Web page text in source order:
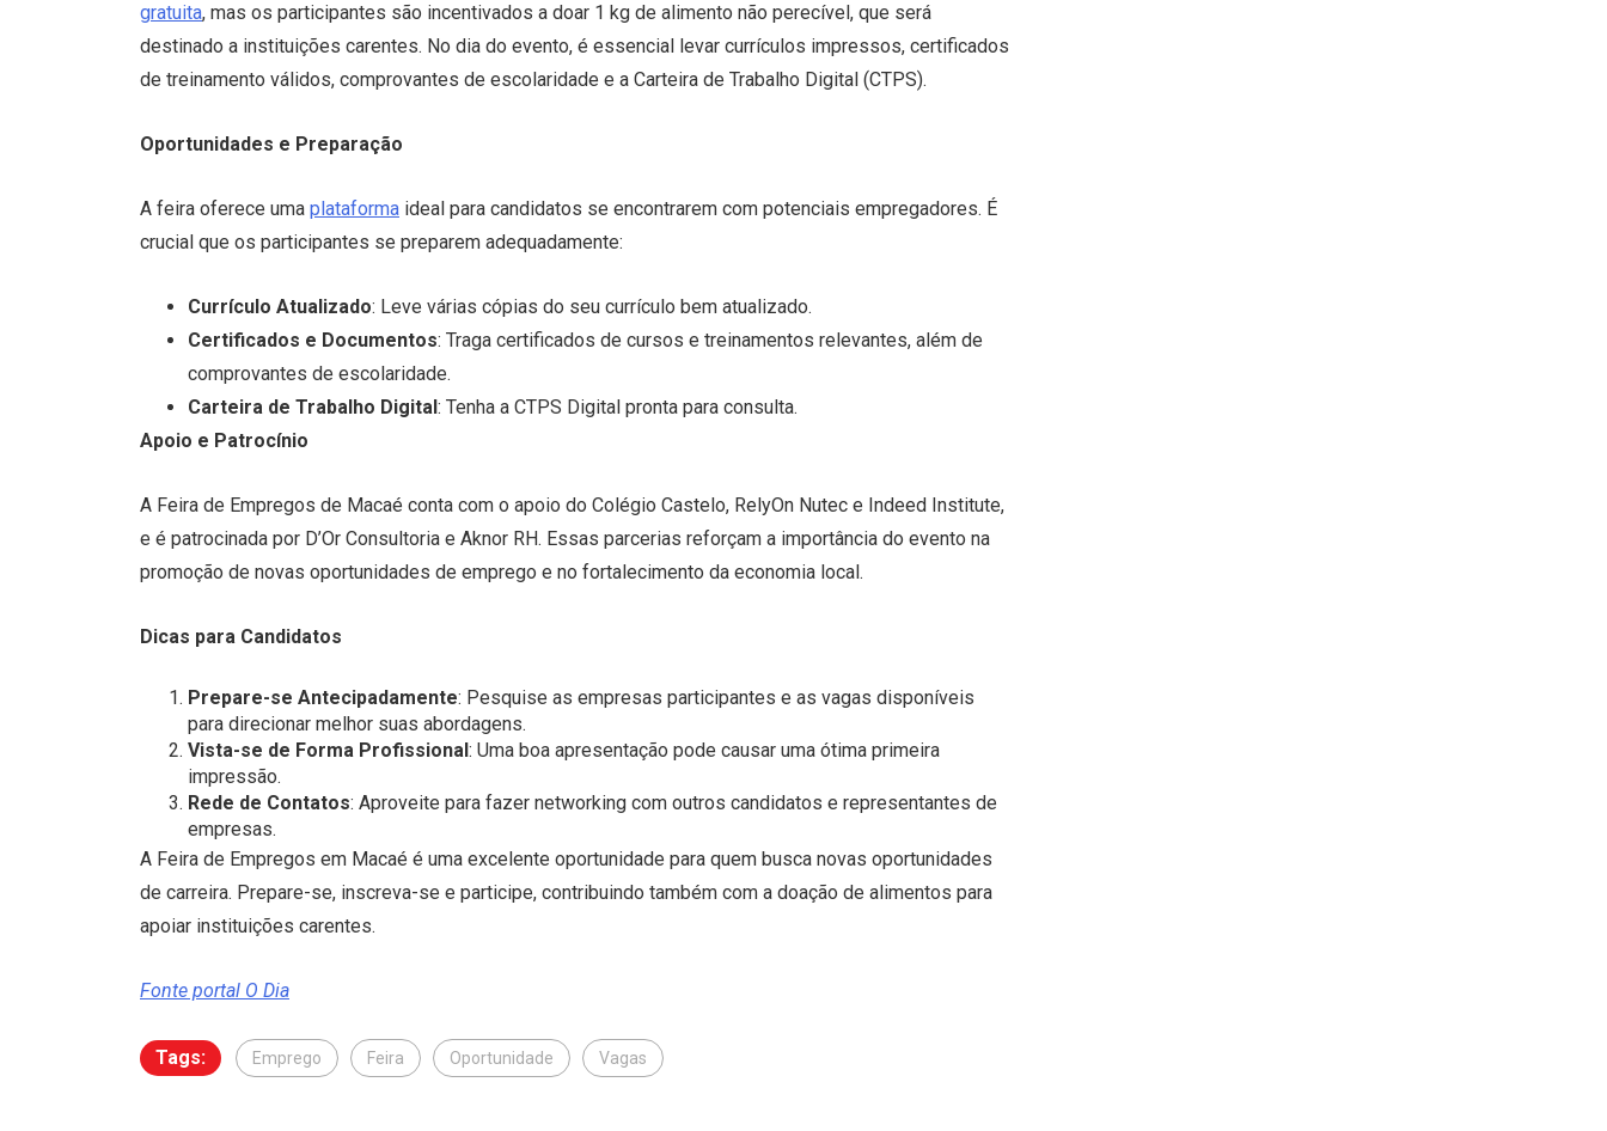
gratuita, mas os participantes são incentivados a doar 1 kg de alimento não perecível, que será
destinado a instituições carentes. No dia do evento, é essencial levar currículos impressos, certificados
de treinamento válidos, comprovantes de escolaridade e a Carteira de Trabalho Digital (CTPS).
Oportunidades e Preparação
A feira oferece uma plataforma ideal para candidatos se encontrarem com potenciais empregadores. É
crucial que os participantes se preparem adequadamente:
Currículo Atualizado: Leve várias cópias do seu currículo bem atualizado.
Certificados e Documentos: Traga certificados de cursos e treinamentos relevantes, além de
comprovantes de escolaridade.
Carteira de Trabalho Digital: Tenha a CTPS Digital pronta para consulta.
Apoio e Patrocínio
A Feira de Empregos de Macaé conta com o apoio do Colégio Castelo, RelyOn Nutec e Indeed Institute,
e é patrocinada por D’Or Consultoria e Aknor RH. Essas parcerias reforçam a importância do evento na
promoção de novas oportunidades de emprego e no fortalecimento da economia local.
Dicas para Candidatos
Prepare-se Antecipadamente: Pesquise as empresas participantes e as vagas disponíveis
para direcionar melhor suas abordagens.
Vista-se de Forma Profissional: Uma boa apresentação pode causar uma ótima primeira
impressão.
Rede de Contatos: Aproveite para fazer networking com outros candidatos e representantes de
empresas.
A Feira de Empregos em Macaé é uma excelente oportunidade para quem busca novas oportunidades
de carreira. Prepare-se, inscreva-se e participe, contribuindo também com a doação de alimentos para
apoiar instituições carentes.
Fonte portal O Dia
Tags: Emprego Feira Oportunidade Vagas